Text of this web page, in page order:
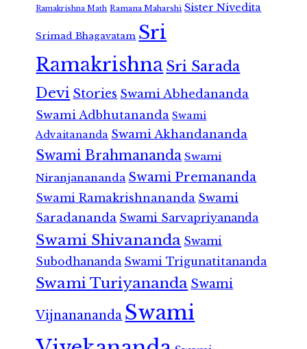
Ramakrishna Math Ramana Maharshi Sister Nivedita
Srimad Bhagavatam Sri
RamakrishnaSri Sarada
Devi Stories Swami Abhedananda
Swami Adbhutananda Swami
Advaitananda Swami Akhandananda
Swami Brahmananda Swami
Niranjanananda Swami Premananda
Swami Ramakrishnananda Swami
Saradananda Swami Sarvapriyananda
Swami Shivananda Swami
Subodhananda Swami Trigunatitananda
Swami Turiyananda Swami
Vijnanananda Swami